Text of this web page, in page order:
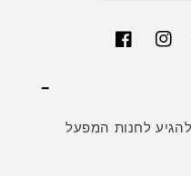
FacebookInstagram
להגיע לחנות המפעל